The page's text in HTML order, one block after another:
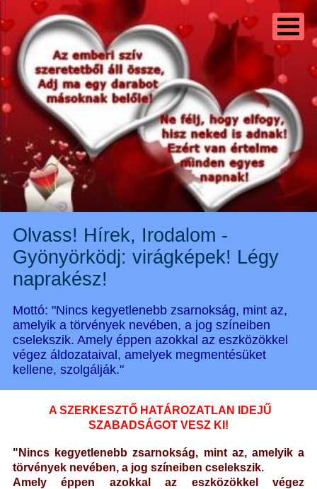
Olvass! Hírek, Irodalom -
Gyönyörködj: virágképek! Légy
naprakész!
Mottó: "Nincs kegyetlenebb zsarnokság, mint az,
amelyik a törvények nevében, a jog színeiben
cselekszik. Amely éppen azokkal az eszközökkel
végez áldozataival, amelyek megmentésüket
kellene, szolgálják."
A SZERKESZTŐ HATÁROZATLAN IDEJŰ
SZABADSÁGOT VESZ KI!
"Nincs kegyetlenebb zsarnokság, mint az, amelyik a
törvények nevében, a jog színeiben cselekszik.
Amely éppen azokkal az eszközökkel végez